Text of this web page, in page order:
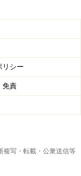
リシー
免責
複写・転載・公衆送信等